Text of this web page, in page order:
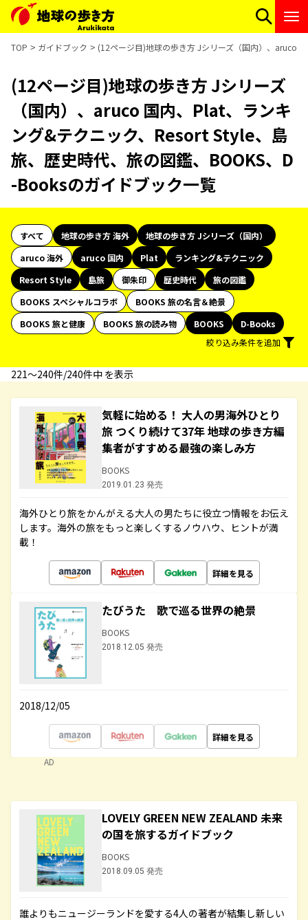
TOP ガイドブック (12ページ目)地球の歩き方 Jシリーズ（国内）、aruco
(12ページ目)地球の歩き方 Jシリーズ
（国内）、aruco 国内、Plat、ランキ
ング&テクニック、Resort Style、島
旅、歴史時代、旅の図鑑、BOOKS、D
-Booksのガイドブック一覧
すべて 地球の歩き方 海外
地球の歩き方 Jシリーズ（国内）
aruco 海外
aruco 国内 Plat
ランキング&テクニック
Resort Style
島旅 御朱印 歴史時代
旅の図鑑
BOOKS スペシャルコラボ
BOOKS 旅の名言＆絶景
BOOKS 旅と健康
BOOKS 旅の読み物 BOOKS
D-Books
絞り込み条件を追加
221〜240件/240件中 を表示
気軽に始める！ 大人の男海外ひとり
旅 つくり続けて37年 地球の歩き方編
集者がすすめる最強の楽しみ方
BOOKS
2019.01.23 発売
海外ひとり旅をかんがえる大人の男たちに役立つ情報をお伝え
します。海外の旅をもっと楽しくするノウハウ、ヒントが満
載！
詳細を見る
たびうた 歌で巡る世界の絶景
BOOKS
2018.12.05 発売
2018/12/05
詳細を見る
AD
LOVELY GREEN NEW ZEALAND 未来
の国を旅するガイドブック
BOOKS
2018.09.05 発売
誰よりもニュージーランドを愛する4人の著者が結集し新しい